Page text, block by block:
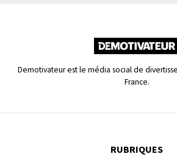
Demotivateur est le média social de
France.
RUBRIQUES